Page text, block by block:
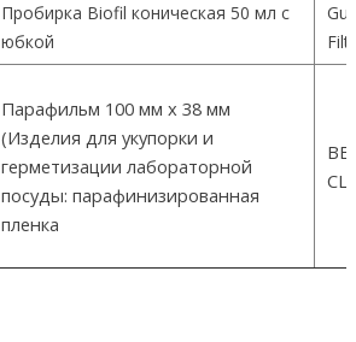
Пробирка Biofil коническая 50 мл с
юбкой
Парафильм 100 мм х 38 мм
(Изделия для укупорки и
герметизации лабораторной
посуды: парафинизированная
пленка